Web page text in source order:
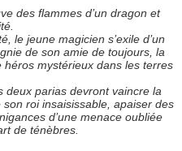
des flammes d’un dragon et
le jeune magicien s’exile d’un
de son amie de toujours, la
mystérieux dans les terres
deux parias devront vaincre la
roi insaisissable, apaiser des
d’une menace oubliée
de ténèbres.